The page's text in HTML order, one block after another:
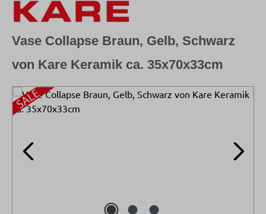
Bildergalerie überspringen
Vase Collapse Braun, Gelb, Schwarz
von Kare Keramik ca. 35x70x33cm